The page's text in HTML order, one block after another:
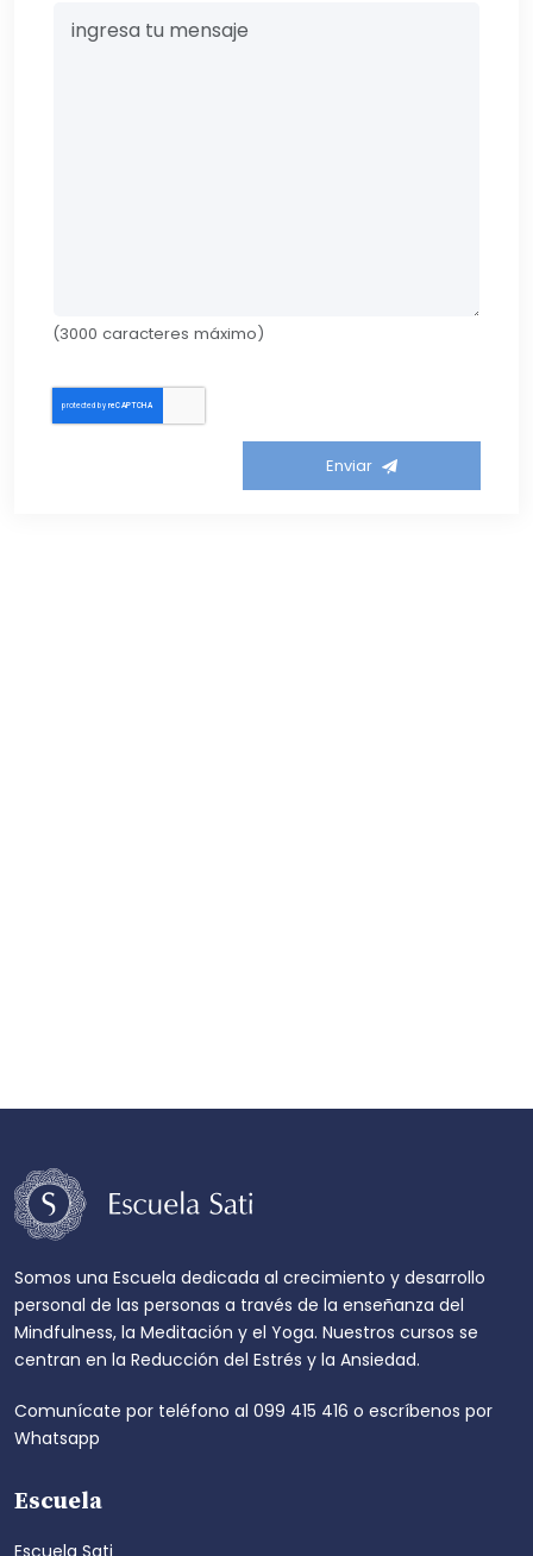
(3000 caracteres máximo)
Enviar
Somos una Escuela dedicada al crecimiento y desarrollo
personal de las personas a través de la enseñanza del
Mindfulness, la Meditación y el Yoga. Nuestros cursos se
centran en la Reducción del Estrés y la Ansiedad.
Comunícate por teléfono al 099 415 416 o escríbenos por
Whatsapp
Escuela
Escuela Sati